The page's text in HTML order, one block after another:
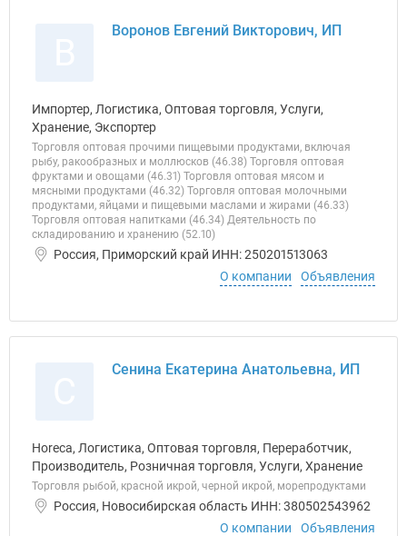
Воронов Евгений Викторович, ИП
Импортер, Логистика, Оптовая торговля, Услуги,
Хранение, Экспортер
Торговля оптовая прочими пищевыми продуктами, включая
рыбу, ракообразных и моллюсков (46.38) Торговля оптовая
фруктами и овощами (46.31) Торговля оптовая мясом и
мясными продуктами (46.32) Торговля оптовая молочными
продуктами, яйцами и пищевыми маслами и жирами (46.33)
Торговля оптовая напитками (46.34) Деятельность по
складированию и хранению (52.10)
Россия, Приморский край ИНН: 250201513063
О компании
Объявления
Сенина Екатерина Анатольевна, ИП
Horeca, Логистика, Оптовая торговля, Переработчик,
Производитель, Розничная торговля, Услуги, Хранение
Торговля рыбой, красной икрой, черной икрой, морепродуктами
Россия, Новосибирская область ИНН: 380502543962
О компании
Объявления